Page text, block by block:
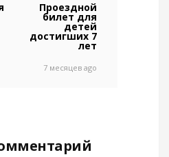
Проездной
билет для
детей
достигших 7
лет
7 месяцев ago